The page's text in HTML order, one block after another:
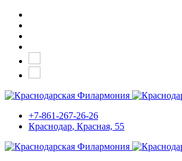
+7-861-267-26-26
Краснодар, Красная, 55